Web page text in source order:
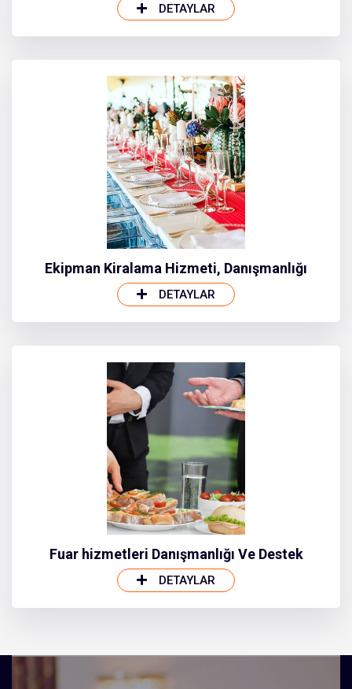
DETAYLAR
Ekipman Kiralama Hizmeti, Danışmanlığı
DETAYLAR
Fuar hizmetleri Danışmanlığı Ve Destek
DETAYLAR